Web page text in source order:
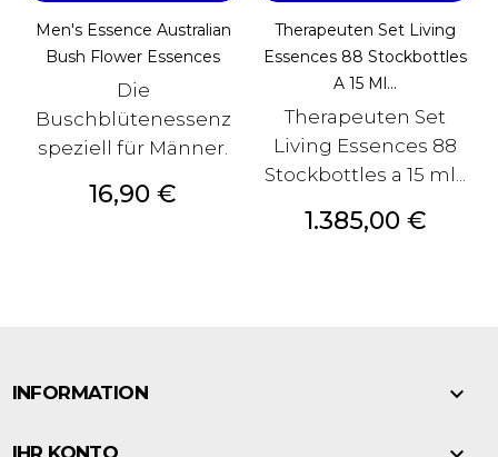
Men's Essence Australian
Bush Flower Essences
Die
Buschblütenessenz
speziell für Männer.
Preis
16,90 €
Therapeuten Set Living
Essences 88 Stockbottles
A 15 Ml...
Therapeuten Set
Living Essences 88
Stockbottles a 15 ml...
Preis
1.385,00 €
INFORMATION 